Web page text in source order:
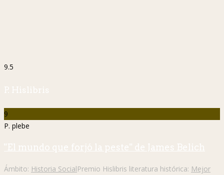
9.5
P. Hislibris
9
P. plebe
"El mundo que forjó la peste" de James Belich
Ámbito: Historia SocialPremio Hislibris literatura histórica: Mejor